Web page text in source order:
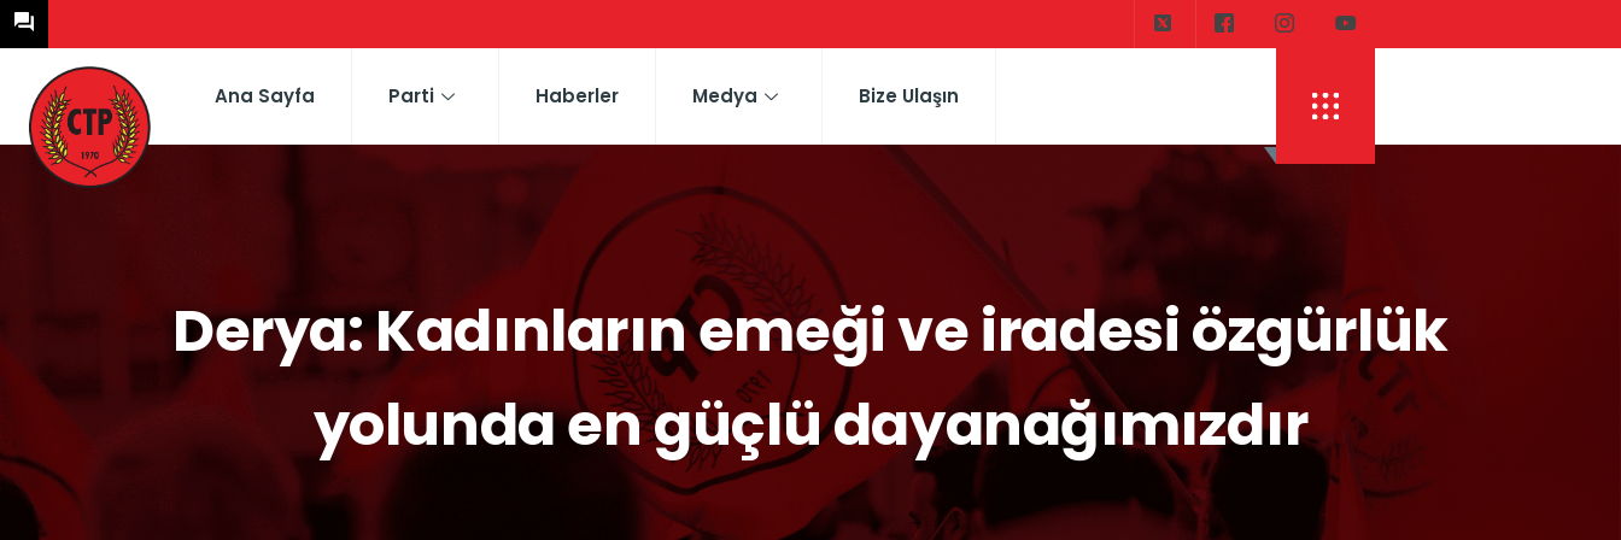
Ana Sayfa Parti Haberler Medya Bize Ulaşın
Derya: Kadınların emeği ve iradesi özgürlük
yolunda en güçlü dayanağımızdır